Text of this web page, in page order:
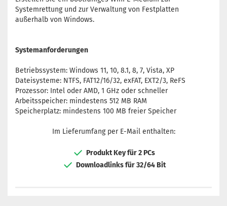
Systemrettung und zur Verwaltung von Festplatten
außerhalb von Windows.
Systemanforderungen
Betriebssystem: Windows 11, 10, 8.1, 8, 7, Vista, XP
Dateisysteme: NTFS, FAT12/16/32, exFAT, EXT2/3, ReFS
Prozessor: Intel oder AMD, 1 GHz oder schneller
Arbeitsspeicher: mindestens 512 MB RAM
Speicherplatz: mindestens 100 MB freier Speicher
Im Lieferumfang per E-Mail enthalten:
Produkt Key für 2 PCs
Downloadlinks für 32/64 Bit